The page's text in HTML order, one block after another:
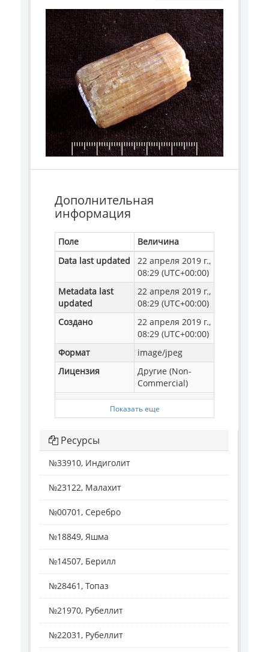
Дополнительная
информация
Поле
Величина
Data last updated
22 апреля 2019 г.,
08:29 (UTC+00:00)
Metadata last
updated
22 апреля 2019 г.,
08:29 (UTC+00:00)
Создано
22 апреля 2019 г.,
08:29 (UTC+00:00)
Формат
image/jpeg
Лицензия
Другие (Non-
Commercial)
Показать еще
Ресурсы
№33910, Индиголит
№23122, Малахит
№00701, Серебро
№18849, Яшма
№14507, Берилл
№28461, Топаз
№21970, Рубеллит
№22031, Рубеллит